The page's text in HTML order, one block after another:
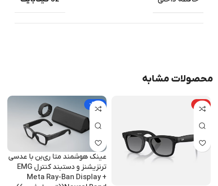
محصولات مشابه
داغ -13%
عینک هوشمند متا ری‌بن با عدسی
ترنزیشنز و دستبند کنترل EMG
Meta Ray-Ban Display +